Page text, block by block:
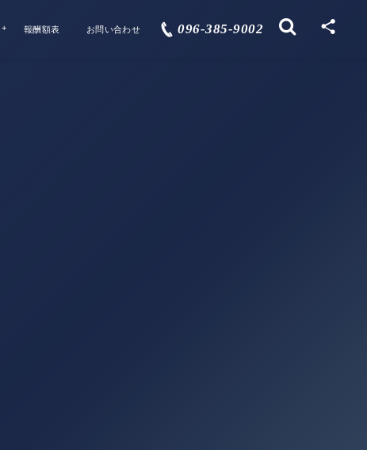
報酬額表 お問い合わせ 096-385-9002